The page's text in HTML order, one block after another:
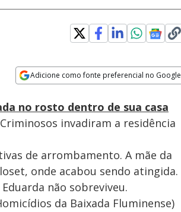
Adicione como fonte preferencial no Google
Velocidade
no rosto dentro de sua casa
invadiram a residência
de arrombamento. A mãe da
onde acabou sendo atingida.
não sobreviveu.
da Baixada Fluminense)